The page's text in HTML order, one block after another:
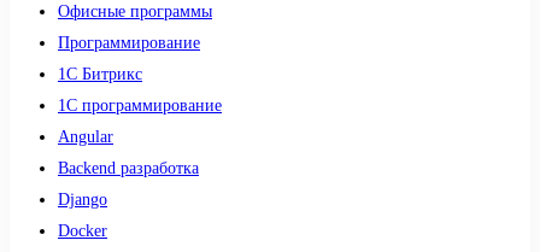
Офисные программы
Программирование
1С Битрикс
1С программирование
Angular
Backend разработка
Django
Docker